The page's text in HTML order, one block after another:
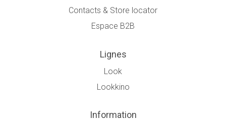
Contacts & Store locator
Espace B2B
Lignes
Look
Lookkino
Information